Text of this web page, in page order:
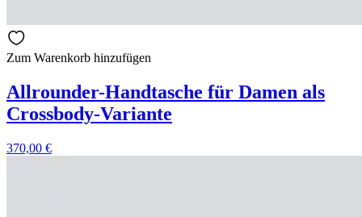
Zum Warenkorb hinzufügen
Allrounder-Handtasche für Damen als
Crossbody-Variante
370,00 €